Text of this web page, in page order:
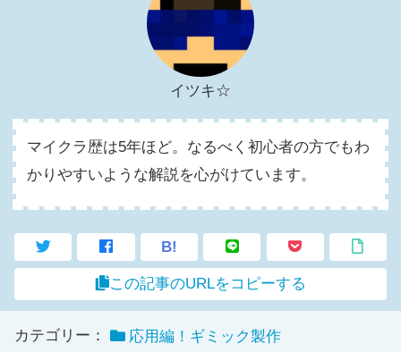
イツキ☆
マイクラ歴は5年ほど。なるべく初心者の方でもわ
かりやすいような解説を心がけています。
B!
この記事のURLをコピーする
カテゴリー：
応用編！ギミック製作